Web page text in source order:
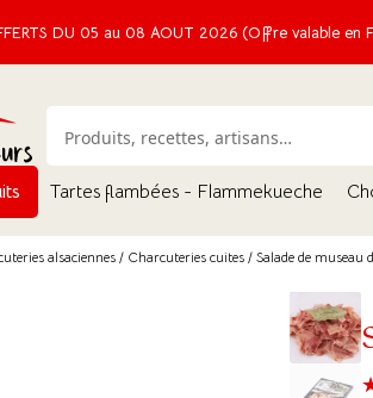
DU 05 au 08 AOUT 2026 (Offre valable en
Tartes flambées - Flammekueche
alsaciennes / Charcuteries cuites / Salade de